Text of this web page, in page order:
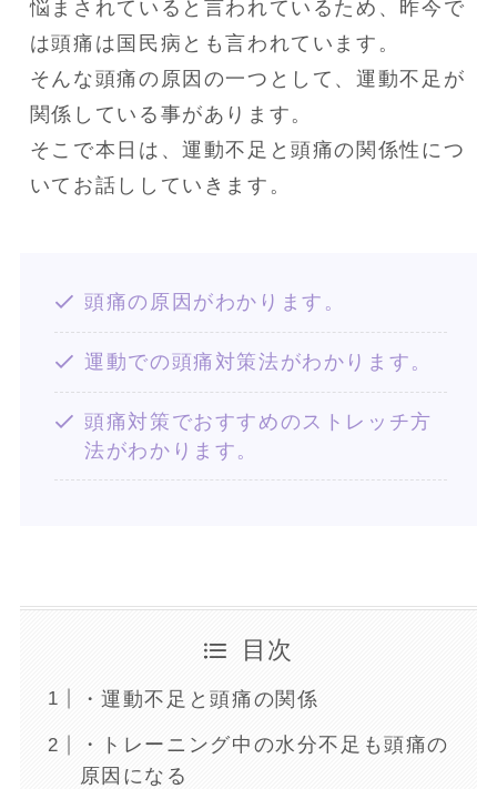
悩まされていると言われているため、昨今で
は頭痛は国民病とも言われています。
そんな頭痛の原因の一つとして、運動不足が
関係している事があります。
そこで本日は、運動不足と頭痛の関係性につ
いてお話ししていきます。
頭痛の原因がわかります。
運動での頭痛対策法がわかります。
頭痛対策でおすすめのストレッチ方
法がわかります。
目次
・運動不足と頭痛の関係
・トレーニング中の水分不足も頭痛の
原因になる